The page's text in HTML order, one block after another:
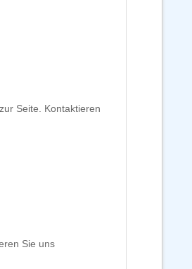
Seite. Kontaktieren
Sie uns